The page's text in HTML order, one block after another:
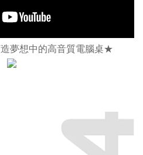
夢想中的高音質電腦桌★